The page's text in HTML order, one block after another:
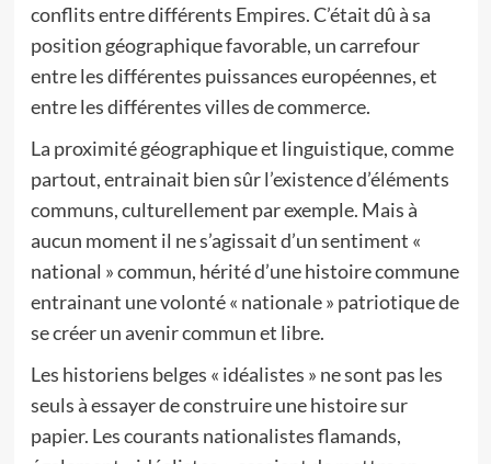
conflits entre différents Empires. C’était dû à sa
position géographique favorable, un carrefour
entre les différentes puissances européennes, et
entre les différentes villes de commerce.
La proximité géographique et linguistique, comme
partout, entrainait bien sûr l’existence d’éléments
communs, culturellement par exemple. Mais à
aucun moment il ne s’agissait d’un sentiment «
national » commun, hérité d’une histoire commune
entrainant une volonté « nationale » patriotique de
se créer un avenir commun et libre.
Les historiens belges « idéalistes » ne sont pas les
seuls à essayer de construire une histoire sur
papier. Les courants nationalistes flamands,